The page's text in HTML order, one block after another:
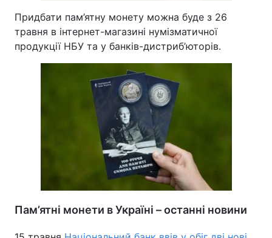
Придбати пам’ятну монету можна буде з 26
травня в інтернет-магазині нумізматичної
продукції НБУ та у банків-дистриб’юторів.
Пам’ятні монети в Україні – останні новини